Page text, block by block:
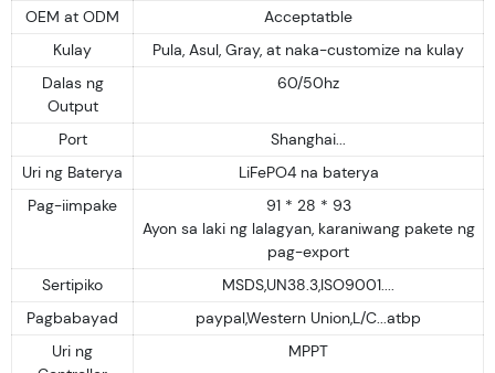
OEM at ODM
Acceptatble
Kulay
Pula, Asul, Gray, at naka-customize na kulay
Dalas ng
Output
60/50hz
Port
Shanghai...
Uri ng Baterya
LiFePO4 na baterya
Pag-iimpake
91 * 28 * 93
Ayon sa laki ng lalagyan, karaniwang pakete ng
pag-export
Sertipiko
MSDS,UN38.3,ISO9001....
Pagbabayad
paypal,Western Union,L/C...atbp
Uri ng
MPPT